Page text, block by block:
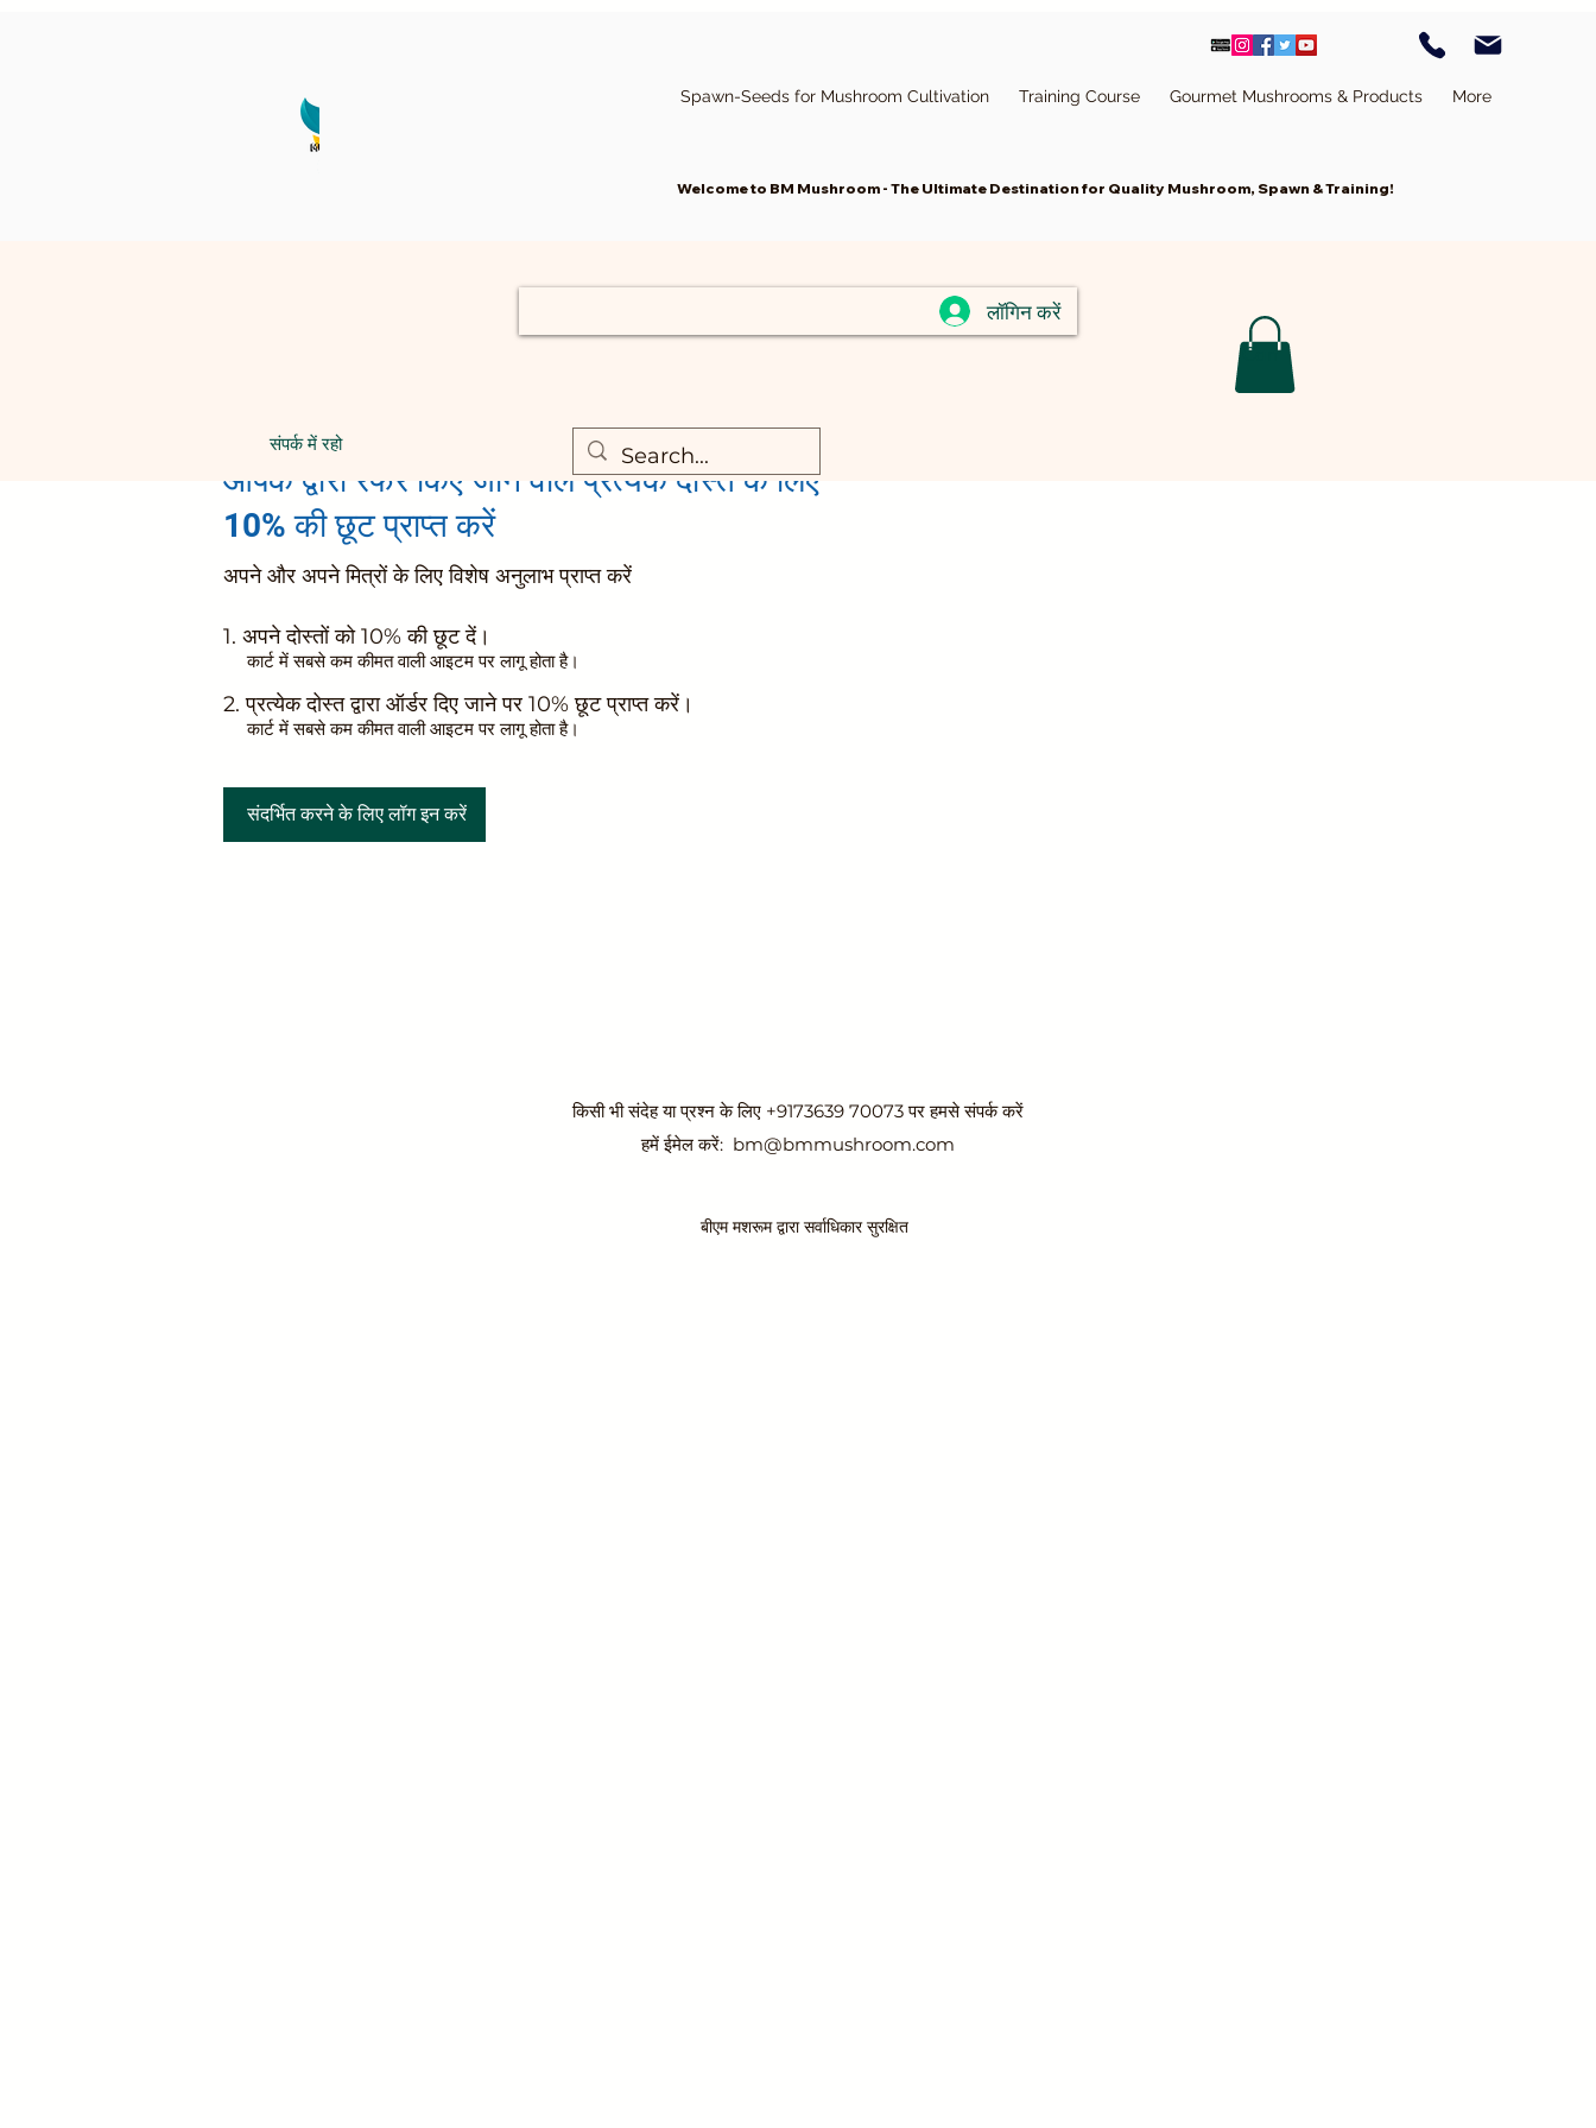
Spawn-Seeds for Mushroom Cultivation Training Course Gourmet Mushrooms & Products More
Welcome to BM Mushroom - The Ultimate Destination for Quality Mushroom, Spawn & Training!
आपके द्वारा रेफर किए जाने वाले प्रत्येक दोस्त के लिए
10% की छूट प्राप्त करें
अपने और अपने मित्रों के लिए विशेष अनुलाभ प्राप्त करें
अपने दोस्तों को 10% की छूट दें।
कार्ट में सबसे कम कीमत वाली आइटम पर लागू होता है।
प्रत्येक दोस्त द्वारा ऑर्डर दिए जाने पर 10% छूट प्राप्त करें।
कार्ट में सबसे कम कीमत वाली आइटम पर लागू होता है।
संदर्भित करने के लिए लॉग इन करें
संपर्क में रहो
लॉगिन करें
Cart
किसी भी संदेह या प्रश्न के लिए +9173639 70073 पर हमसे संपर्क करें
हमें ईमेल करें: bm@bmmushroom.com
बीएम मशरूम द्वारा सर्वाधिकार सुरक्षित